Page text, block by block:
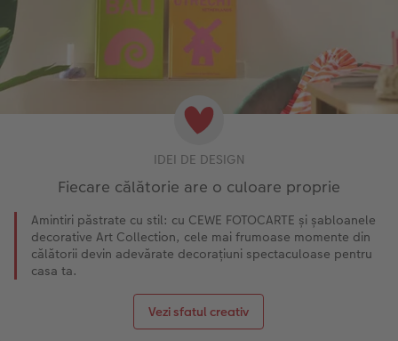
IDEI DE DESIGN
Fiecare călătorie are o culoare proprie
Amintiri păstrate cu stil: cu CEWE FOTOCARTE și șabloanele
decorative Art Collection, cele mai frumoase momente din
călătorii devin adevărate decorațiuni spectaculoase pentru
casa ta.
Vezi sfatul creativ